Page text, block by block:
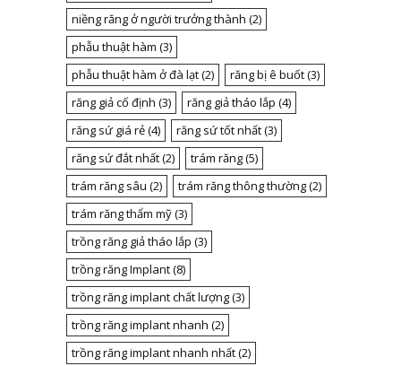
niềng răng ở người trưởng thành (2)
phẫu thuật hàm (3)
phẫu thuật hàm ở đà lạt(2) răng bị ê buốt(3)
răng giả cố định (3) răng giả tháo lắp (4)
răng sứ giá rẻ(4) răng sứ tốt nhất(3)
răng sứ đắt nhất(2) trám răng(5)
trám răng sâu (2) trám răng thông thường(2)
trám răng thẩm mỹ(3)
trồng răng giả tháo lắp (3)
trồng răng Implant(8)
trồng răng implant chất lượng(3)
trồng răng implant nhanh (2)
trồng răng implant nhanh nhất(2)